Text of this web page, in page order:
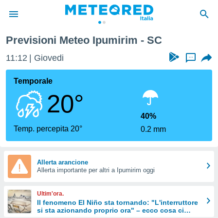
di
per
le
di
Web
le
Previsioni Meteo Ipumirim - SC
11:12 Giovedi ...
Temporale
20°
Temp. percepita 20°
40%
0.2 mm
Allerta arancione
Allerta importante per altri a Ipumirim oggi
Ultim'ora.
Il fenomeno El Niño sta tornando: "L'interruttore
si sta azionando proprio ora" – ecco cosa ci